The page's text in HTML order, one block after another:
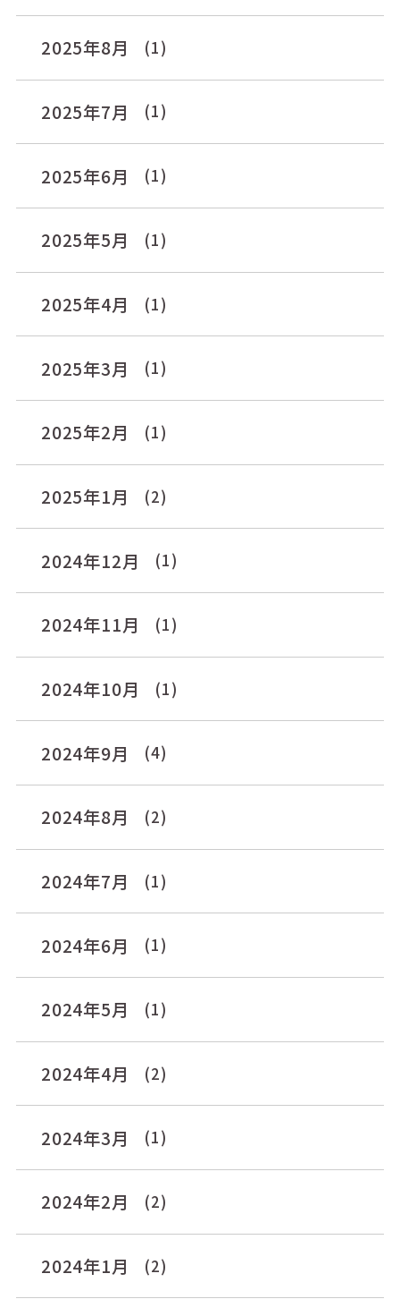
2025年8月 (1)
2025年7月 (1)
2025年6月 (1)
2025年5月 (1)
2025年4月 (1)
2025年3月 (1)
2025年2月 (1)
2025年1月 (2)
2024年12月 (1)
2024年11月 (1)
2024年10月 (1)
2024年9月 (4)
2024年8月 (2)
2024年7月 (1)
2024年6月 (1)
2024年5月 (1)
2024年4月 (2)
2024年3月 (1)
2024年2月 (2)
2024年1月 (2)